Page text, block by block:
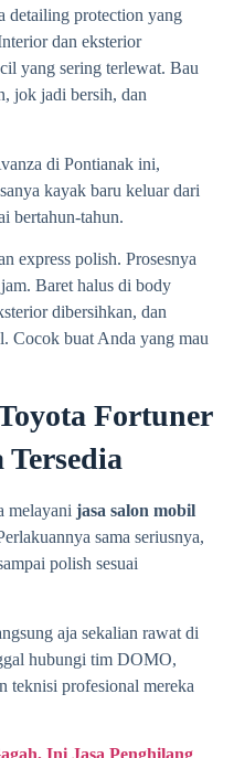
detailing protection yang
dan eksterior
yang sering terlewat. Bau
jok jadi bersih, dan
di Pontianak ini,
kayak baru keluar dari
bertahun-tahun.
express polish. Prosesnya
Baret halus di body
dibersihkan, dan
Cocok buat Anda yang mau
Fortuner
melayani jasa salon mobil
sama seriusnya,
polish sesuai
aja sekalian rawat di
hubungi tim DOMO,
teknisi profesional mereka